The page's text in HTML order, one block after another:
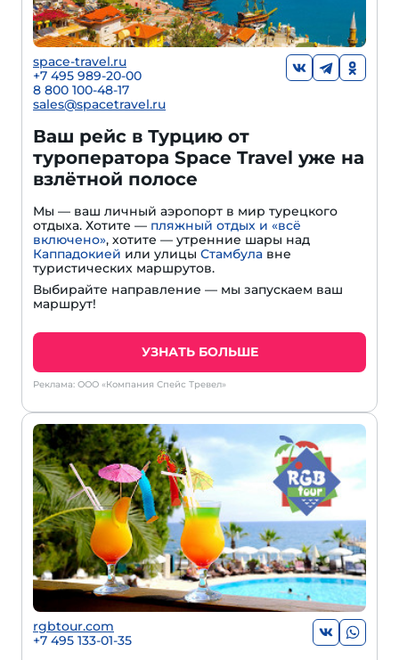
space-travel.ru
+7 495 989-20-00
8 800 100-48-17
sales@spacetravel.ru
Ваш рейс в Турцию от
туроператора Space Travel уже на
взлётной полосе
Мы — ваш личный аэропорт в мир турецкого
отдыха. Хотите — пляжный отдых и «всё
включено», хотите — утренние шары над
Каппадокией или улицы Стамбула вне
туристических маршрутов.
Выбирайте направление — мы запускаем ваш
маршрут!
УЗНАТЬ БОЛЬШЕ
Реклама: ООО «Компания Спейс Тревел»
rgbtour.com
+7 495 133-01-35